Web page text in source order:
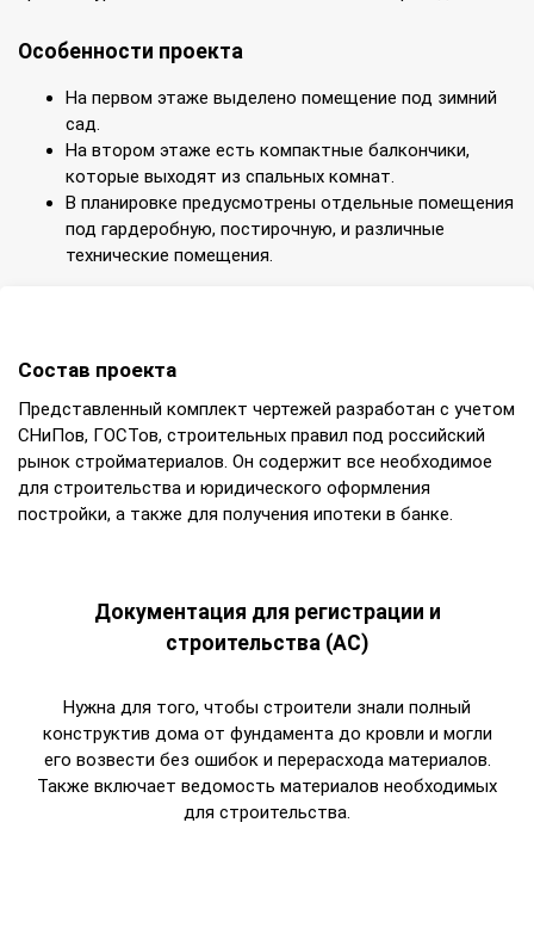
Особенности проекта
На первом этаже выделено помещение под зимний
сад.
На втором этаже есть компактные балкончики,
которые выходят из спальных комнат.
В планировке предусмотрены отдельные помещения
под гардеробную, постирочную, и различные
технические помещения.
Состав проекта
Представленный комплект чертежей разработан с учетом
СНиПов, ГОСТов, строительных правил под российский
рынок стройматериалов. Он содержит все необходимое
для строительства и юридического оформления
постройки, а также для получения ипотеки в банке.
Документация для регистрации и
строительства (АС)
Нужна для того, чтобы строители знали полный
конструктив дома от фундамента до кровли и могли
его возвести без ошибок и перерасхода материалов.
Также включает ведомость материалов необходимых
для строительства.